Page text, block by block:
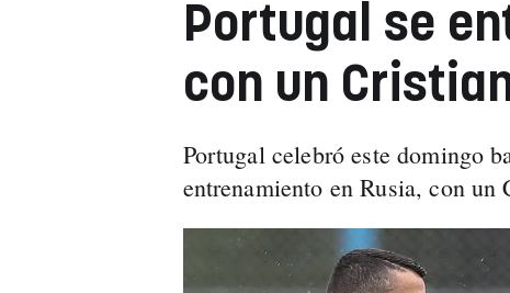
Portugal se
con un
Portugal celebró este domingo
entrenamiento en Rusia, con